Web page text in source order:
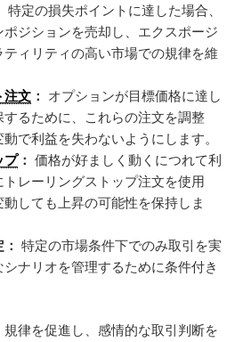
特定の損失ポイントに達した場合、
ポジションを売却し、エクスポージ
ティリティの高い市場での規律を維
注文 ：
オプションが目標価格に達し
るために、これらの注文を調整
で利益を失わないようにします。
プ： 価格が好ましく動くにつれて利
レーリングストップ注文を使用
動しても上昇の可能性を保持しま
特定の市場条件下でのみ取引を実
ナリオを管理するために条件付き
律を促進し、感情的な取引判断を